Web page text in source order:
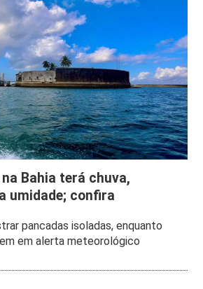
Bahia terá chuva,
umidade; confira
pancadas isoladas, enquanto
em alerta meteorológico